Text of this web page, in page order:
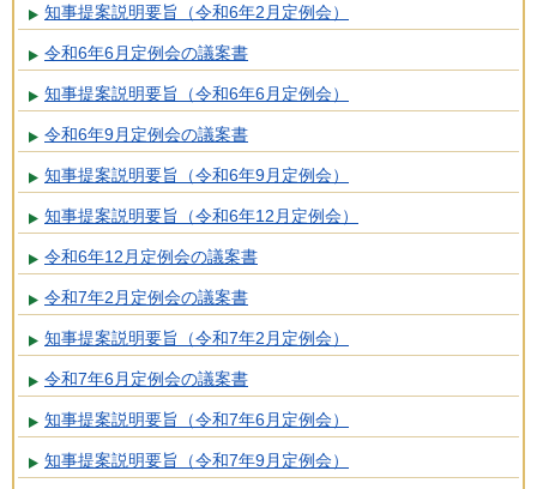
知事提案説明要旨（令和6年2月定例会）
令和6年6月定例会の議案書
知事提案説明要旨（令和6年6月定例会）
令和6年9月定例会の議案書
知事提案説明要旨（令和6年9月定例会）
知事提案説明要旨（令和6年12月定例会）
令和6年12月定例会の議案書
令和7年2月定例会の議案書
知事提案説明要旨（令和7年2月定例会）
令和7年6月定例会の議案書
知事提案説明要旨（令和7年6月定例会）
知事提案説明要旨（令和7年9月定例会）